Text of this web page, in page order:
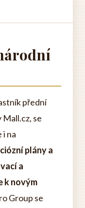
přední
se
i na
plány a
a
k novým
Group se